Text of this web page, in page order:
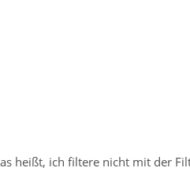
heißt, ich filtere nicht mit der